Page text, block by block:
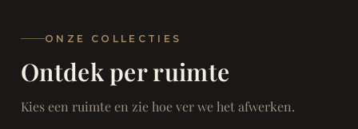
Modern
Marcottestyle Living
ONZE COLLECTIES
Ontdek per ruimte
Kies een ruimte en zie hoe ver we het afwerken.
SAMEN ONTSPANNEN
Woonkamer
Eetkamer
RUST EN RETRAITE